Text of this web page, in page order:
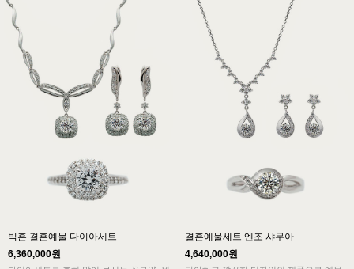
빅혼 결혼예물 다이아세트
6,360,000원
결혼예물세트 엔조 샤무아
4,640,000원